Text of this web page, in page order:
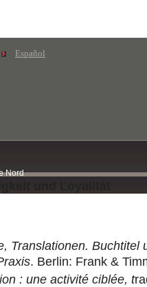
Español
Translationen. Buchtitel
. Berlin: Frank &
: une activité ciblée, t